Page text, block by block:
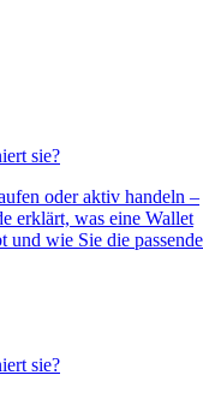
sie?
oder aktiv handeln –
erklärt, was eine Wallet
wie Sie die passende
sie?